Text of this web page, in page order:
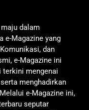
dalam
e-Magazine yang
dan
e-Magazine ini
terkini mengenai
menghadirkan
e-Magazine ini,
seputar